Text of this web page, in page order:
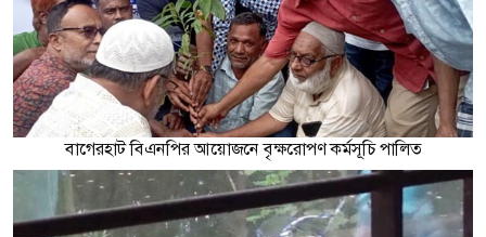
বাগেরহাট বিএনপির আয়োজনে বৃক্ষরোপণ কর্মসূচি পালিত